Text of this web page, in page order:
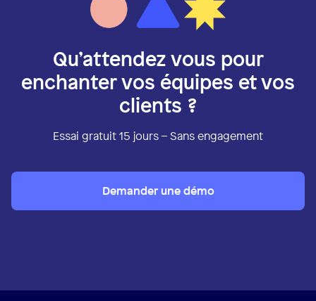
Qu’attendez vous pour
enchanter vos équipes et vos
clients ?
Essai gratuit 15 jours – Sans engagement
Demander une démo